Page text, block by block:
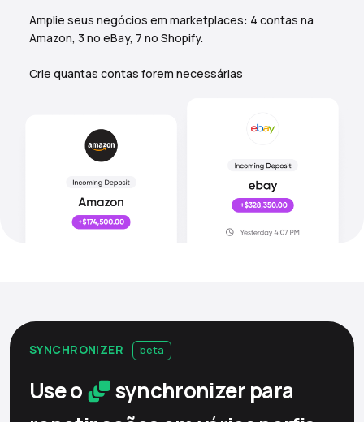
Amplie seus negócios em marketplaces: 4 contas na
Amazon, 3 no eBay, 7 no Shopify.
Crie quantas contas forem necessárias
SYNCHRONIZER beta
Use o
synchronizer para